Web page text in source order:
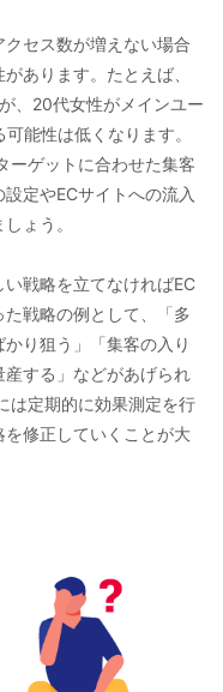
セス数が増えない場合
あります。たとえば、
、20代女性がメインユー
能性は低くなります。
ーゲットに合わせた集客
定やECサイトへの流入
ょう。
戦略を立てなければEC
戦略の例として、「多
り狙う」「集客の入り
する」などがあげられ
は定期的に効果測定を行
修正していくことが大